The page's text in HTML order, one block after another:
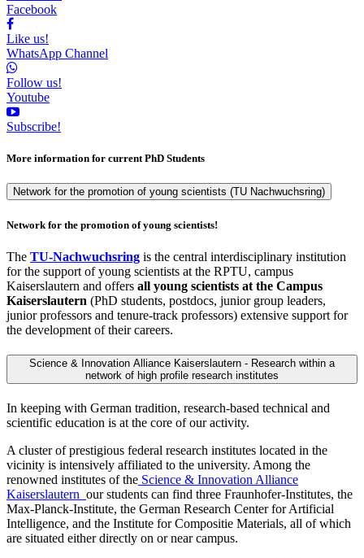
Facebook
Like us!
WhatsApp Channel
Follow us!
Youtube
Subscribe!
More information for current PhD Students
Network for the promotion of young scientists (TU Nachwuchsring)
Network for the promotion of young scientists!
The TU-Nachwuchsring is the central interdisciplinary institution
for the support of young scientists at the RPTU, campus
Kaiserslautern and offers all young scientists at the Campus
Kaiserslautern (PhD students, postdocs, junior group leaders,
junior professors and tenure-track professors) extensive support for
the development of their careers.
Science & Innovation Alliance Kaiserslautern - Research within a
network of high profile research institutes
In keeping with German tradition, research-based technical and
scientific education is at the core of our activity.
A cluster of prestigious federal research institutes located in the
vicinity is intensively affiliated to the university. Among the
renowned institutes of the Science & Innovation Alliance
Kaiserslautern our students can find three Fraunhofer-Institutes, the
Max-Planck-Institute, the German Research Center for Artificial
Intelligence, and the Institute for Compositie Materials, all of which
are situated either directly on or near campus.